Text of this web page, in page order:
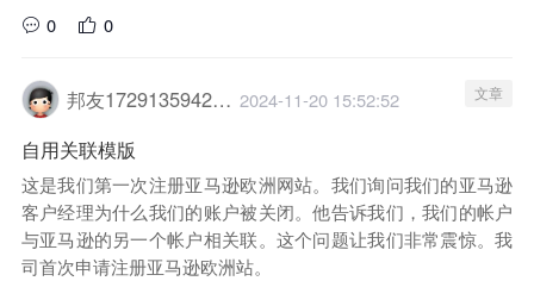
0
0
邦友1729135942029 2024-11-20 15:52:52 文章
自用关联模版
这是我们第一次注册亚马逊欧洲网站。我们询问我们的亚马逊
客户经理为什么我们的账户被关闭。他告诉我们，我们的帐户
与亚马逊的另一个帐户相关联。这个问题让我们非常震惊。我
司首次申请注册亚马逊欧洲站。